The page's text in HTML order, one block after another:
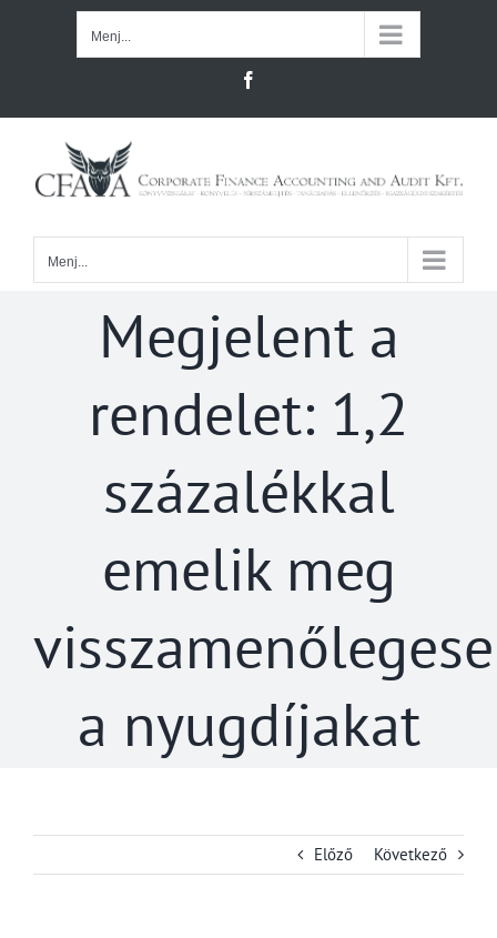
Menj...
Menj...
Megjelent a
rendelet: 1,2
százalékkal
emelik meg
a nyugdíjakat
Előző Következő